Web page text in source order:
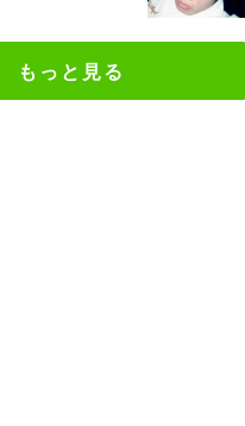
もっと見る